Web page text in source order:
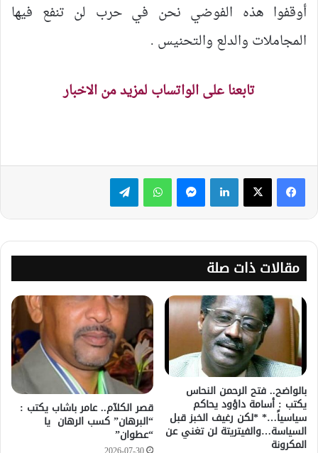
أوقفوا هذه الفوضي نحن في حرب لن تنفع فيها
المجاملات والدلع والتحنيس .
تابعنا على الواتساب لمزيد من الاخبار
لينكدإن ماسنجر واتساب تيلقرام
مقالات ذات صلة
بالواضح.. فتح الرحمن النحاس
يكتب : أسامة داؤود يحاكم
سياسياً…* *لكن رغيف الخبز قبل
السياسة…والفيتريتة لن تغني عن
المكرونة
قصر الكلآم.. عامر باشاب يكتب :
“البرهان” كسب الرهان يا
“عطوان”